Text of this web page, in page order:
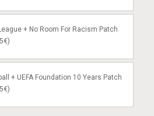
+ No Room For Racism Patch
+ UEFA Foundation 10 Years Patch